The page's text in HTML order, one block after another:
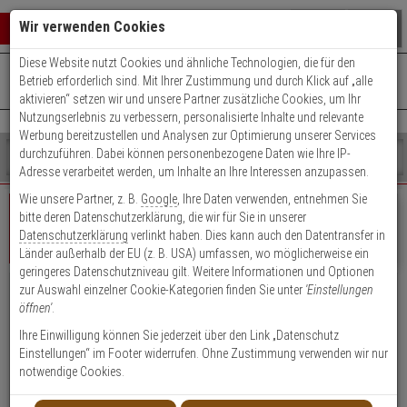
Warenkorb schließen
0 ARTIKEL IM WARENKORB
Ihr Warenkorb ist momentan leer.
Ergebnisse ()
Fertig
Shop
durchsuchen
Bitte
geben
Sie
mindestens
Zeichen
ein,
um
Suche
Es
wurde
noch
Kategorien
Suche
gestartet
+49 (0)821 899 493-0Mo. - Do.: 8:00 - 16:30 | Fr.: 8:00 - 14:00 Uhr
Kontaktservice nutzen
Geschäftskunde Privatkunde Login
Vorteile für Geschäftskunden, Händler &
Attraktive Einkaufspreise, Rabatte und Zahlungskonditionen
Kauf auf Rechnung (nach positiver Bonitätsauskunft)
Persönliche Ansprechpartner durch Key Account Manager/Techniker
Wir verwenden Cookies
Diese Website nutzt Cookies und ähnliche Technologien, die für den
Betrieb erforderlich sind. Mit Ihrer Zustimmung und durch Klick auf „alle
aktivieren“ setzen wir und unsere Partner zusätzliche Cookies, um Ihr
Nutzungserlebnis zu verbessern, personalisierte Inhalte und relevante
Werbung bereitzustellen und Analysen zur Optimierung unserer Services
durchzuführen. Dabei können personenbezogene Daten wie Ihre IP-
Adresse verarbeitet werden, um Inhalte an Ihre Interessen anzupassen.
Wie unsere Partner, z. B. Google , Ihre Daten verwenden, entnehmen Sie
bitte deren Datenschutzerklärung, die wir für Sie in unserer
Datenschutzerklärung verlinkt haben. Dies kann auch den Datentransfer in
Länder außerhalb der EU (z. B. USA) umfassen, wo möglicherweise ein
geringeres Datenschutzniveau gilt. Weitere Informationen und Optionen
zur Auswahl einzelner Cookie-Kategorien finden Sie unter 'Einstellungen
öffnen'.
Ihre Einwilligung können Sie jederzeit über den Link „Datenschutz
Einstellungen“ im Footer widerrufen. Ohne Zustimmung verwenden wir nur
notwendige Cookies.